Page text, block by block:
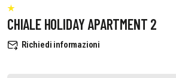
CHIALE HOLIDAY APARTMENT 2
Richiedi informazioni